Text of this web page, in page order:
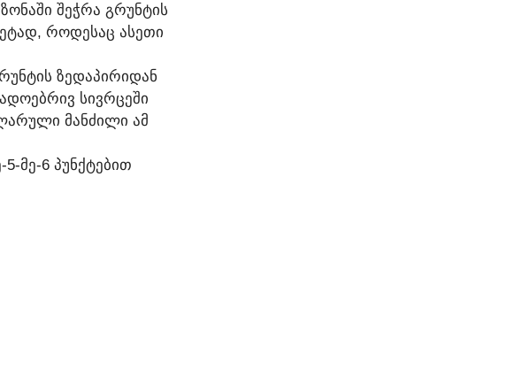
ᲨᲔᲭᲠᲐ ᲒᲠᲣᲜᲢᲘᲡ
ᲠᲝᲓᲔᲡᲐᲪ ᲐᲡᲔᲗᲘ
ᲖᲔᲓᲐᲞᲘᲠᲘᲓᲐᲜ
ᲡᲘᲕᲠᲪᲔᲨᲘ
ᲛᲐᲜᲫᲘᲚᲘ ᲐᲛ
ᲛᲔ-6 ᲞᲣᲜᲥᲢᲔᲑᲘᲗ